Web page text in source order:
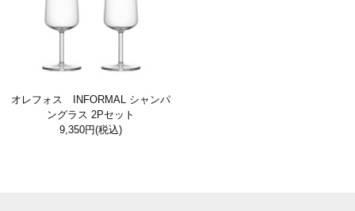
オレフォス INFORMAL シャンパ
ングラス 2Pセット
9,350円(税込)